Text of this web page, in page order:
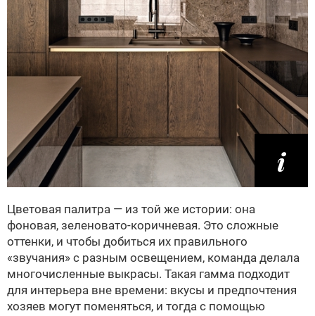
Цветовая палитра — из той же истории: она
фоновая, зеленовато-коричневая. Это сложные
оттенки, и чтобы добиться их правильного
«звучания» с разным освещением, команда делала
многочисленные выкрасы. Такая гамма подходит
для интерьера вне времени: вкусы и предпочтения
хозяев могут поменяться, и тогда с помощью